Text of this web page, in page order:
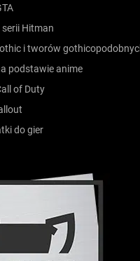
serii Hitman
i tworów
podstawie anime
of Duty
do gier